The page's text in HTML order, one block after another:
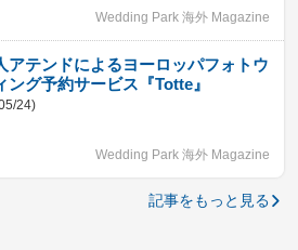
Wedding Park 海外 Magazine
アテンドによるヨーロッパフォトウ
ング予約サービス『Totte』
24)
Wedding Park 海外 Magazine
記事をもっと見る